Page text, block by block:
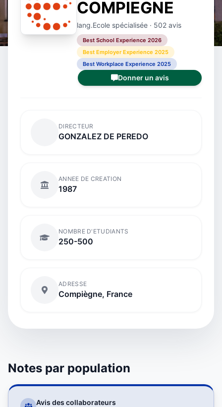
COMPIEGNE
lang.Ecole spécialisée · 502 avis
Best School Experience 2026
Best Employer Experience 2025
Best Workplace Experience 2025
Donner un avis
DIRECTEUR
GONZALEZ DE PEREDO
ANNEE DE CREATION
1987
NOMBRE D'ETUDIANTS
250-500
ADRESSE
Compiègne, France
Notes par population
Avis des collaborateurs